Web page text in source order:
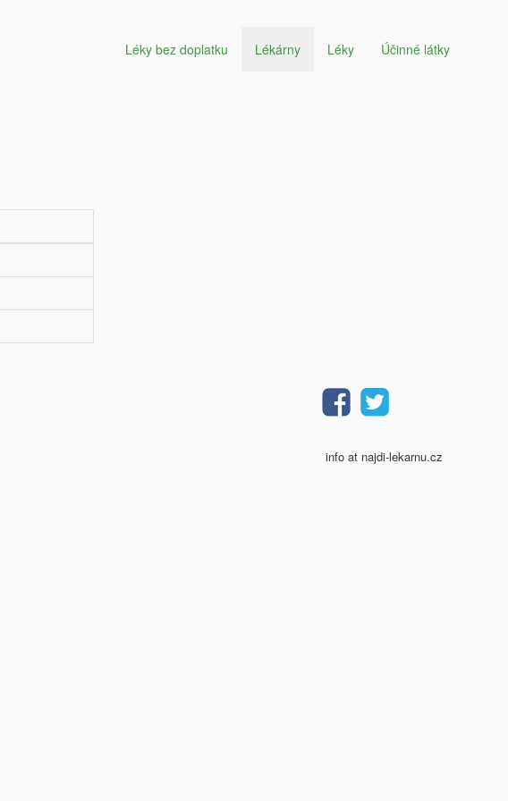
Léky bez doplatku Lékárny Léky Účinné látky
info at najdi-lekarnu.cz